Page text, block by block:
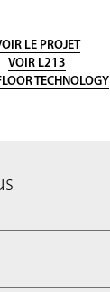
LE PROJET
VOIR L213
TECHNOLOGY